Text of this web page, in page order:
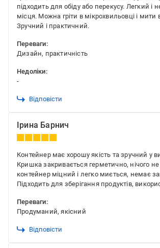
підходить для обіду або перекусу. Легкий і
місця. Можна гріти в мікрохвильовці і мити
Зручний і практичний.
Переваги:
Дизайн, практичність
Недоліки:
-
Відповісти
Ірина Барнич
Контейнер має хорошу якість та зручний у
Кришка закривається герметично, нічого не
контейнер міцний і легко миється, немає
Підходить для зберігання продуктів,
Переваги:
Продуманий, якісний
Відповісти